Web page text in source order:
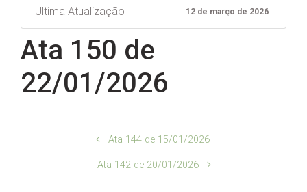
Ultima Atualização 12 de março de 2026
Ata 150 de
22/01/2026
Ata 144 de 15/01/2026
Ata 142 de 20/01/2026